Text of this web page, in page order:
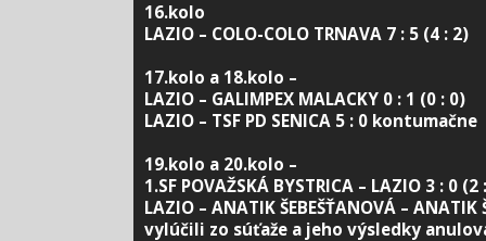
16.kolo
LAZIO – COLO-COLO TRNAVA 7 : 5 (4 : 2)
17.kolo a 18.kolo –
LAZIO – GALIMPEX MALACKY 0 : 1 (0 : 0)
LAZIO – TSF PD SENICA 5 : 0 kontumačne
19.kolo a 20.kolo –
1.SF POVAŽSKÁ BYSTRICA – LAZIO 3 : 0 (2
LAZIO – ANATIK ŠEBEŠŤANOVÁ – ANATIK
vylúčili zo súťaže a jeho výsledky